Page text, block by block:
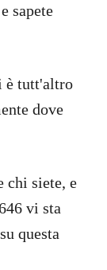
sapete
è tutt'altro
dove
chi siete, e
vi sta
questa